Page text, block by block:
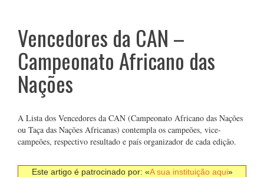
Vencedores da CAN –
Campeonato Africano das
Nações
A Lista dos Vencedores da CAN (Campeonato Africano das Nações
ou Taça das Nações Africanas) contempla os campeões, vice-
campeões, respectivo resultado e país organizador de cada edição.
Este artigo é patrocinado por: «A sua instituição aqui»